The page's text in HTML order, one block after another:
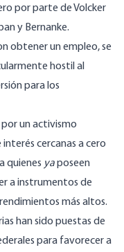
por parte de Volcker
y Bernanke.
obtener un empleo, se
hostil al
para los
un activismo
cercanas a cero
quienes yaposeen
a instrumentos de
más altos.
han sido puestas de
para favorecer a